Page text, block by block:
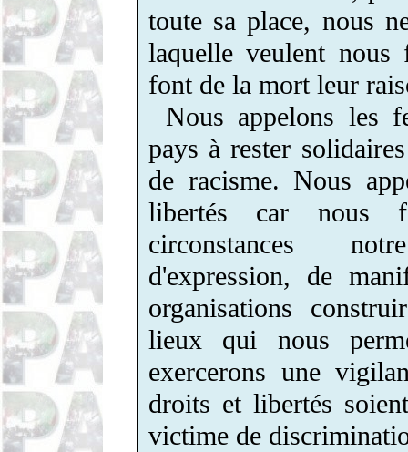
toute sa place, nous
laquelle veulent
font de la mort leur
Nous appelons les
pays à rester
de racisme. Nous
libertés car nous
circonstances
d'expression, de
organisations
lieux qui nous
exercerons une
droits et libertés
victime de